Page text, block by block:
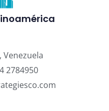
Venezuela
2784950